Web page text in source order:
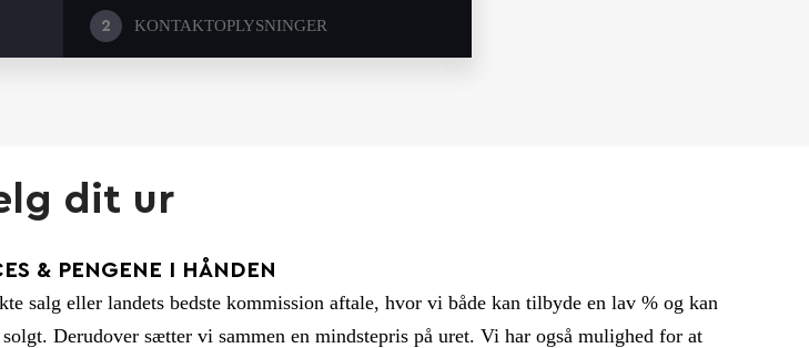
2 KONTAKTOPLYSNINGER
dit ur
& PENGENE I HÅNDEN
salg eller landets bedste kommission aftale, hvor vi både kan tilbyde en lav % og kan
Derudover sætter vi sammen en mindstepris på uret. Vi har også mulighed for at